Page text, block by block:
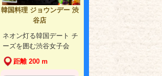
韓国料理 ジョウンデー 渋
谷店
ネオン灯る韓国デート チ
ーズを囲む渋谷女子会
距離 200 m